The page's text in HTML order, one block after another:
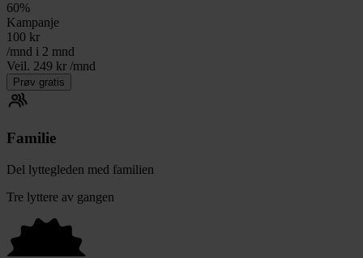
60%
Kampanje
100 kr
/mnd i 2 mnd
Veil. 249 kr /mnd
Prøv gratis
Familie
Del lyttegleden med familien
Tre lyttere av gangen